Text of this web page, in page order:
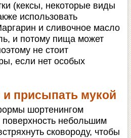
(кексы, некоторые виды
использовать
и сливочное масло
и потому пища может
не стоит
если нет особых
присыпать мукой
шортенингом
небольшим
сковороду, чтобы